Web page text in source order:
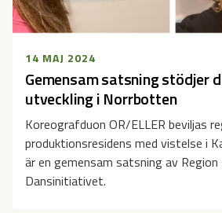
Gemensam satsning stödjer
utveckling i Norrbotten
14 MAJ 2024
Koreografduon OR/ELLER beviljas
produktionsresidens med vistelse i
är en gemensam satsning av
Dansinitiativet.